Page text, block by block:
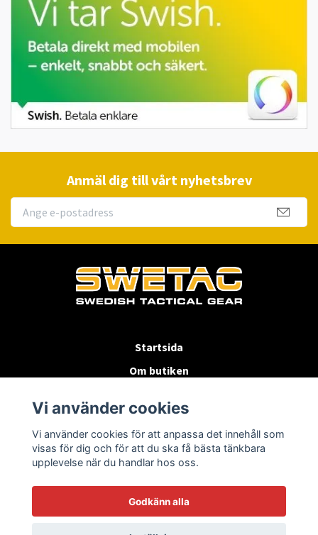
Anmäl dig till vårt nyhetsbrev
Startsida
Om butiken
Byten & Returer
Kontakta oss
Vi använder cookies
Vi använder cookies för att anpassa det innehåll som
visas för dig och för att du ska få bästa tänkbara
upplevelse när du handlar hos oss.
Godkänn alla